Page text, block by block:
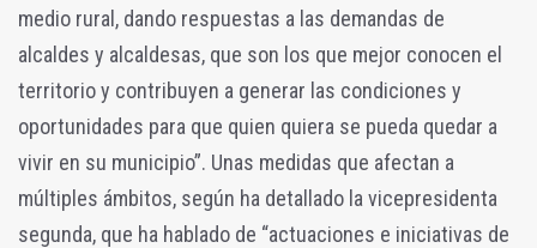
medio rural, dando respuestas a las demandas de
alcaldes y alcaldesas, que son los que mejor conocen el
territorio y contribuyen a generar las condiciones y
oportunidades para que quien quiera se pueda quedar a
vivir en su municipio”. Unas medidas que afectan a
múltiples ámbitos, según ha detallado la vicepresidenta
segunda, que ha hablado de “actuaciones e iniciativas de